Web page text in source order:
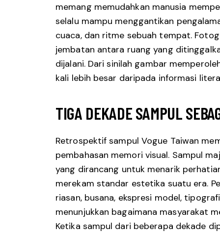
memang memudahkan manusia
selalu mampu menggantikan
cuaca, dan ritme sebuah tempat.
jembatan antara ruang yang
dijalani. Dari sinilah gambar
kali lebih besar daripada informasi
TIGA DEKADE SAMPUL
Retrospektif sampul Vogue Taiwan
pembahasan memori visual. Sampul
yang dirancang untuk menarik
merekam standar estetika suatu era.
riasan, busana, ekspresi model,
menunjukkan bagaimana masyarakat
Ketika sampul dari beberapa dekade